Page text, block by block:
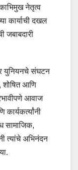
नेतृत्व
कार्याची दखल
जबाबदारी
युनियनचे संघटन
आणि
आवाज
सामाजिक,
त्यांचे अभिनंदन